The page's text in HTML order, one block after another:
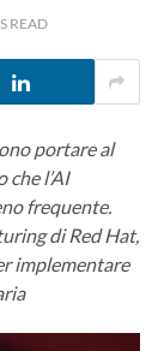
READ
portare al
che l’AI
frequente.
di Red Hat,
implementare